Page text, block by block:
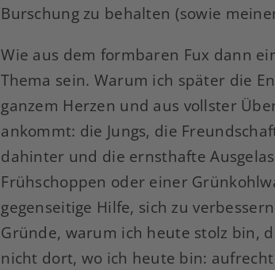
Burschung zu behalten (sowie
Wie aus dem formbaren Fux dann
Thema sein. Warum ich später die
ganzem Herzen und aus vollster
ankommt: die Jungs, die
dahinter und die ernsthafte
Frühschoppen oder einer
gegenseitige Hilfe, sich zu
Gründe, warum ich heute stolz bin,
nicht dort, wo ich heute bin: